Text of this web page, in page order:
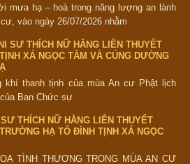
mưa hạ – hoà trong năng lượng an lành
vào ngày 26/07/2026 nhằm
SƯ THÍCH NỮ HẰNG LIÊN THUYẾT
XÁ NGỌC TÂM VÀ CÚNG DƯỜNG
khí thanh tịnh của mùa An cư Phật lịch
Ban Chức sự
THÍCH NỮ HẰNG LIÊN THUYẾT
HẠ TỔ ĐÌNH TỊNH XÁ NGỌC
TÌNH THƯƠNG TRONG MÙA AN CƯ